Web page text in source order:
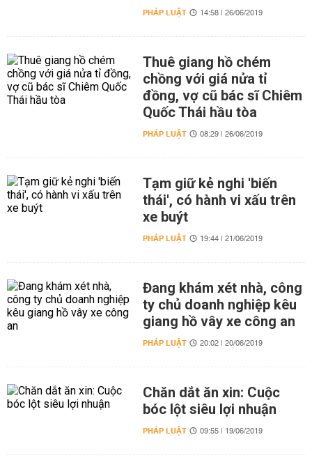
PHÁP LUẬT 14:58 | 26/06/2019
Thuê giang hồ chém
chồng với giá nửa tỉ
đồng, vợ cũ bác sĩ Chiêm
Quốc Thái hầu tòa
PHÁP LUẬT 08:29 | 26/06/2019
Tạm giữ kẻ nghi 'biến
thái', có hành vi xấu trên
xe buýt
PHÁP LUẬT 19:44 | 21/06/2019
Đang khám xét nhà, công
ty chủ doanh nghiệp kêu
giang hồ vây xe công an
PHÁP LUẬT 20:02 | 20/06/2019
Chăn dắt ăn xin: Cuộc
bóc lột siêu lợi nhuận
PHÁP LUẬT 09:55 | 19/06/2019